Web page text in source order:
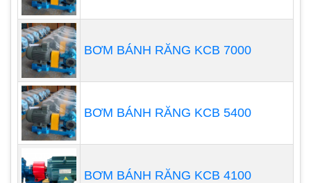
BƠM BÁNH RĂNG KCB 7000
BƠM BÁNH RĂNG KCB 5400
BƠM BÁNH RĂNG KCB 4100